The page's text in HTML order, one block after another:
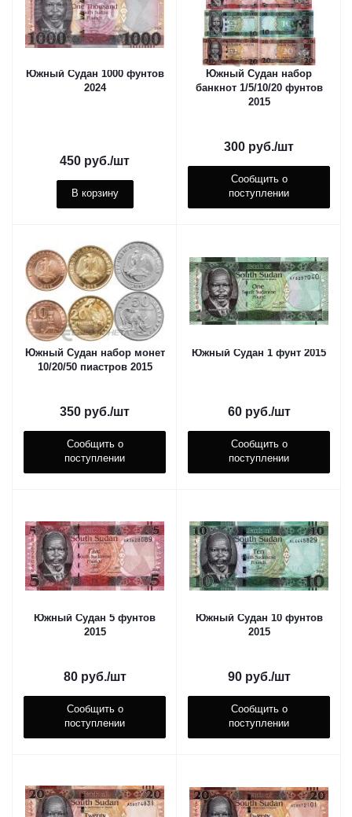
Южный Судан 1000 фунтов
2024
450 руб./шт
В корзину
Южный Судан набор
банкнот 1/5/10/20 фунтов
2015
300 руб./шт
Сообщить о
поступлении
Южный Судан набор монет
10/20/50 пиастров 2015
350 руб./шт
Сообщить о
поступлении
Южный Судан 1 фунт 2015
60руб./шт
Сообщить о
поступлении
Южный Судан 5 фунтов
2015
80руб./шт
Сообщить о
поступлении
Южный Судан 10 фунтов
2015
90руб./шт
Сообщить о
поступлении